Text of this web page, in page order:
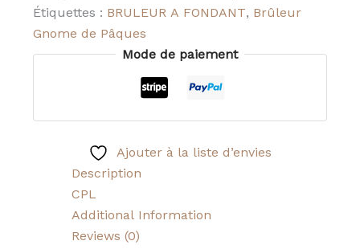
Étiquettes : BRULEUR A FONDANT, Brûleur
Gnome de Pâques
Mode de paiement
Ajouter à la liste d’envies
Description
CPL
Additional Information
Reviews (0)